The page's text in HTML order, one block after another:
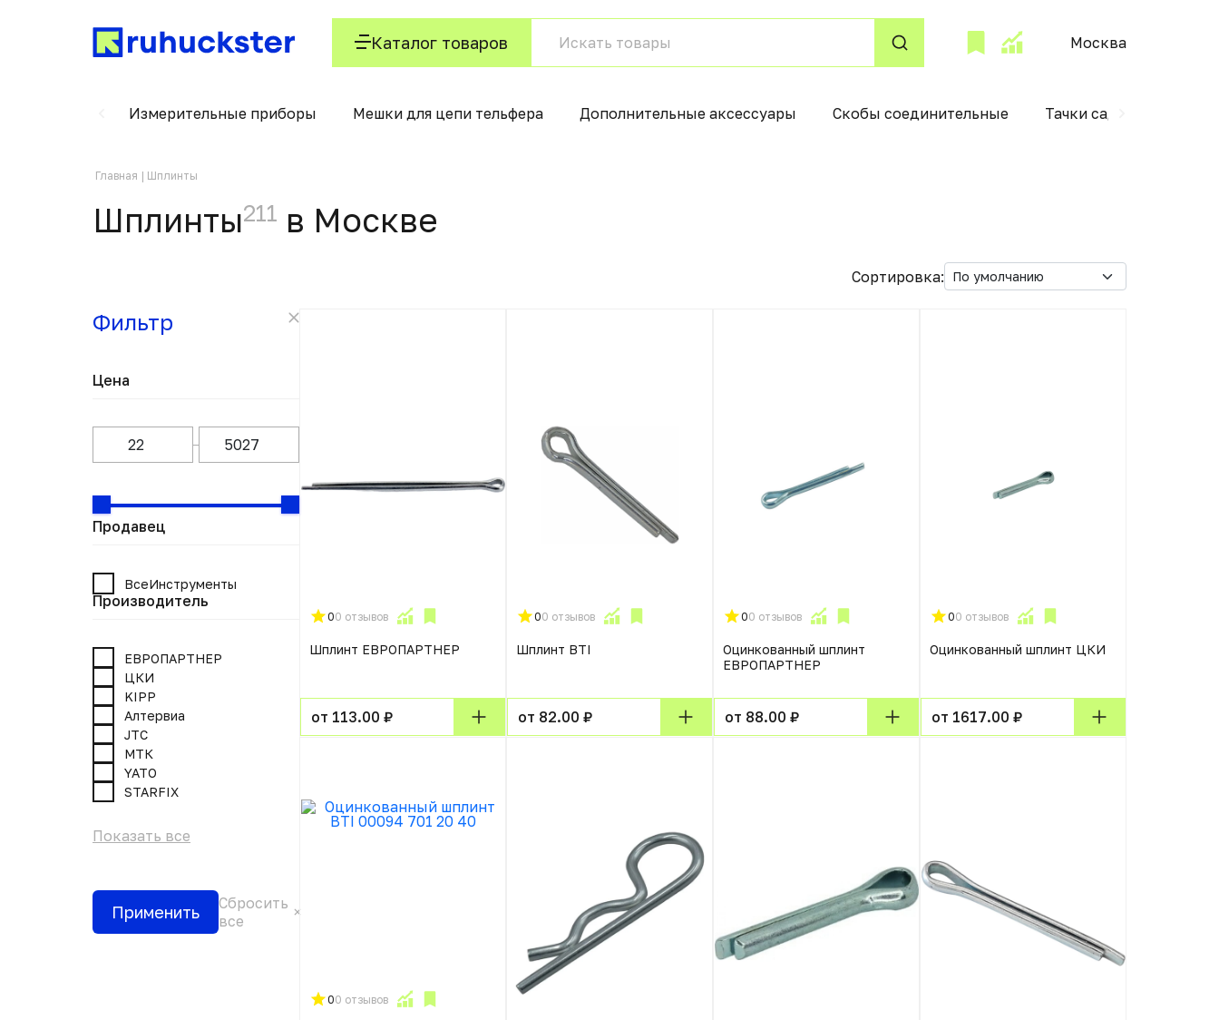
Каталог товаров Москва
Измерительные приборы Мешки для цепи тельфера Дополнительные аксессуары Скобы соединительные Тачки садовые
Главная Шплинты
Шплинты211 в Москвe
Сортировка:
Фильтр
Цена
Продавец
ВсеИнструменты
Производитель
ЕВРОПАРТНЕР
ЦКИ
KIPP
Алтервиа
JTC
МТК
YATO
STARFIX
Показать все
Применить
Сбросить
все
00 отзывов
Шплинт ЕВРОПАРТНЕР
от 113.00 ₽
00 отзывов
Шплинт BTI
от 82.00 ₽
00 отзывов
Оцинкованный шплинт
ЕВРОПАРТНЕР
от 88.00 ₽
00 отзывов
Оцинкованный шплинт ЦКИ
от 1617.00 ₽
00 отзывов